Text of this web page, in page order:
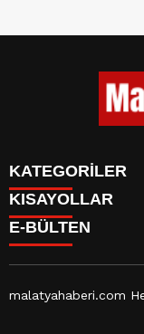
KATEGORİLER
GÜNDEM
ASAYİŞ
EKONOMİ
YAŞAM
SPOR
KISAYOLLAR
CANLI BORSA
CANLI TV
FİKSTÜR
E-BÜLTEN
malatyahaberi.com